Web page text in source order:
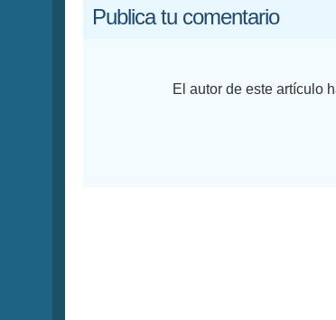
Publica tu comentario
El autor de este artículo